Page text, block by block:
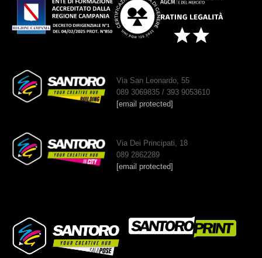
Via San Leonardo, 55
089 3069835 / 393 9053610
[email protected]
Via Dei Principati, 18
089 2862289
[email protected]